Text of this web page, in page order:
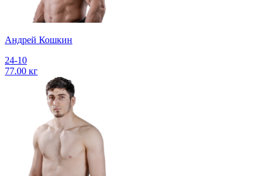
Андрей Кошкин
24-10
77.00 кг